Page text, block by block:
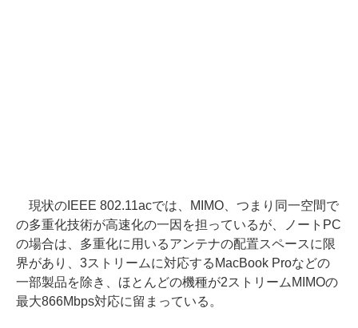
現状のIEEE 802.11acでは、MIMO、つまり同一空間で
の多重化技術が高速化の一因を担っているが、ノートPC
の場合は、多重化に用いるアンテナの配置スペースに限
界があり、3ストリームに対応するMacBook Proなどの
一部製品を除き、ほとんどの機種が2ストリームMIMOの
最大866Mbps対応に留まっている。